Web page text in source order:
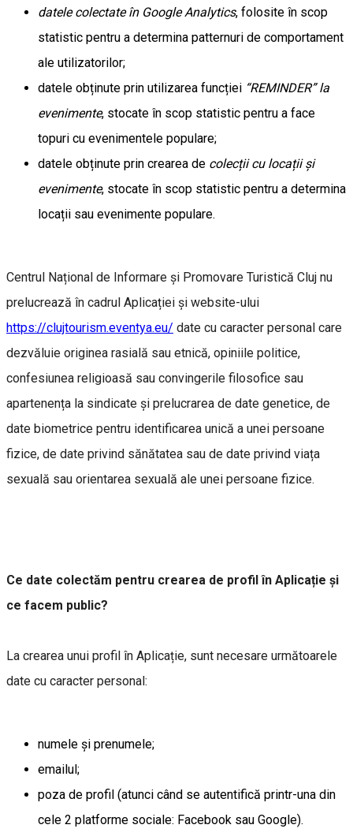
datele colectate în Google Analytics, folosite în scop
statistic pentru a determina patternuri de comportament
ale utilizatorilor;
datele obținute prin utilizarea funcției “REMINDER” la
evenimente, stocate în scop statistic pentru a face
topuri cu evenimentele populare;
datele obținute prin crearea de colecții cu locații și
evenimente, stocate în scop statistic pentru a determina
locații sau evenimente populare.
Centrul Național de Informare și Promovare Turistică Cluj nu
prelucrează în cadrul Aplicației și website-ului
https://clujtourism.eventya.eu/ date cu caracter personal care
dezvăluie originea rasială sau etnică, opiniile politice,
confesiunea religioasă sau convingerile filosofice sau
apartenența la sindicate și prelucrarea de date genetice, de
date biometrice pentru identificarea unică a unei persoane
fizice, de date privind sănătatea sau de date privind viața
sexuală sau orientarea sexuală ale unei persoane fizice.
Ce date colectăm pentru crearea de profil în Aplicație și
ce facem public?
La crearea unui profil în Aplicație, sunt necesare următoarele
date cu caracter personal:
numele și prenumele;
emailul;
poza de profil (atunci când se autentifică printr-una din
cele 2 platforme sociale: Facebook sau Google).